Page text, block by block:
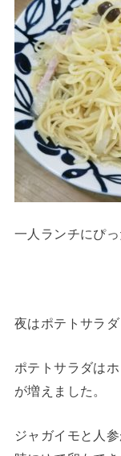
一人ランチにぴっ
夜はポテトサラ
ポテトサラダは
が増えました。
ジャガイモと人